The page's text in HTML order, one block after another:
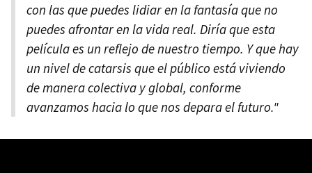
con las que puedes lidiar en la fantasía que no
puedes afrontar en la vida real. Diría que esta
película es un reflejo de nuestro tiempo. Y que hay
un nivel de catarsis que el público está viviendo
de manera colectiva y global, conforme
avanzamos hacia lo que nos depara el futuro."